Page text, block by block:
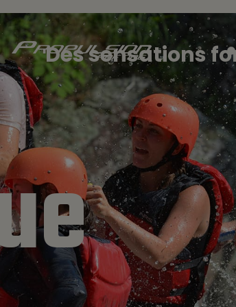
Des sensations